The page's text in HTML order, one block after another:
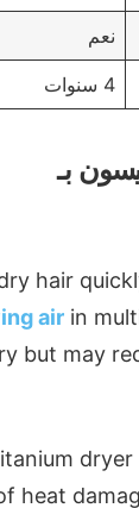
نعم
4 سنوات
بـ
hair
air in
but may